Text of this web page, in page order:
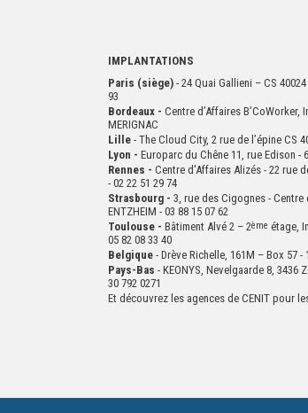
IMPLANTATIONS
Paris (siège) - 24 Quai Gallieni – CS 40024
93
Bordeaux - Centre d’Affaires
MERIGNAC
Lille - The Cloud City, 2 rue de l’épine CS
Lyon - Europarc du Chêne 11, rue Edison -
Rennes - Centre d'Affaires Alizés - 22 rue
- 02 22 51 29 74
Strasbourg - 3, rue des Cigognes - Centre
ENTZHEIM - 03 88 15 07 62
Toulouse - Bâtiment Alvé 2 – 2ème étage,
05 82 08 33 40
Belgique - Drève Richelle, 161M – Box 57
Pays-Bas - KEONYS, Nevelgaarde 8, 3436
30 792 0271
Et découvrez les agences de CENIT pour